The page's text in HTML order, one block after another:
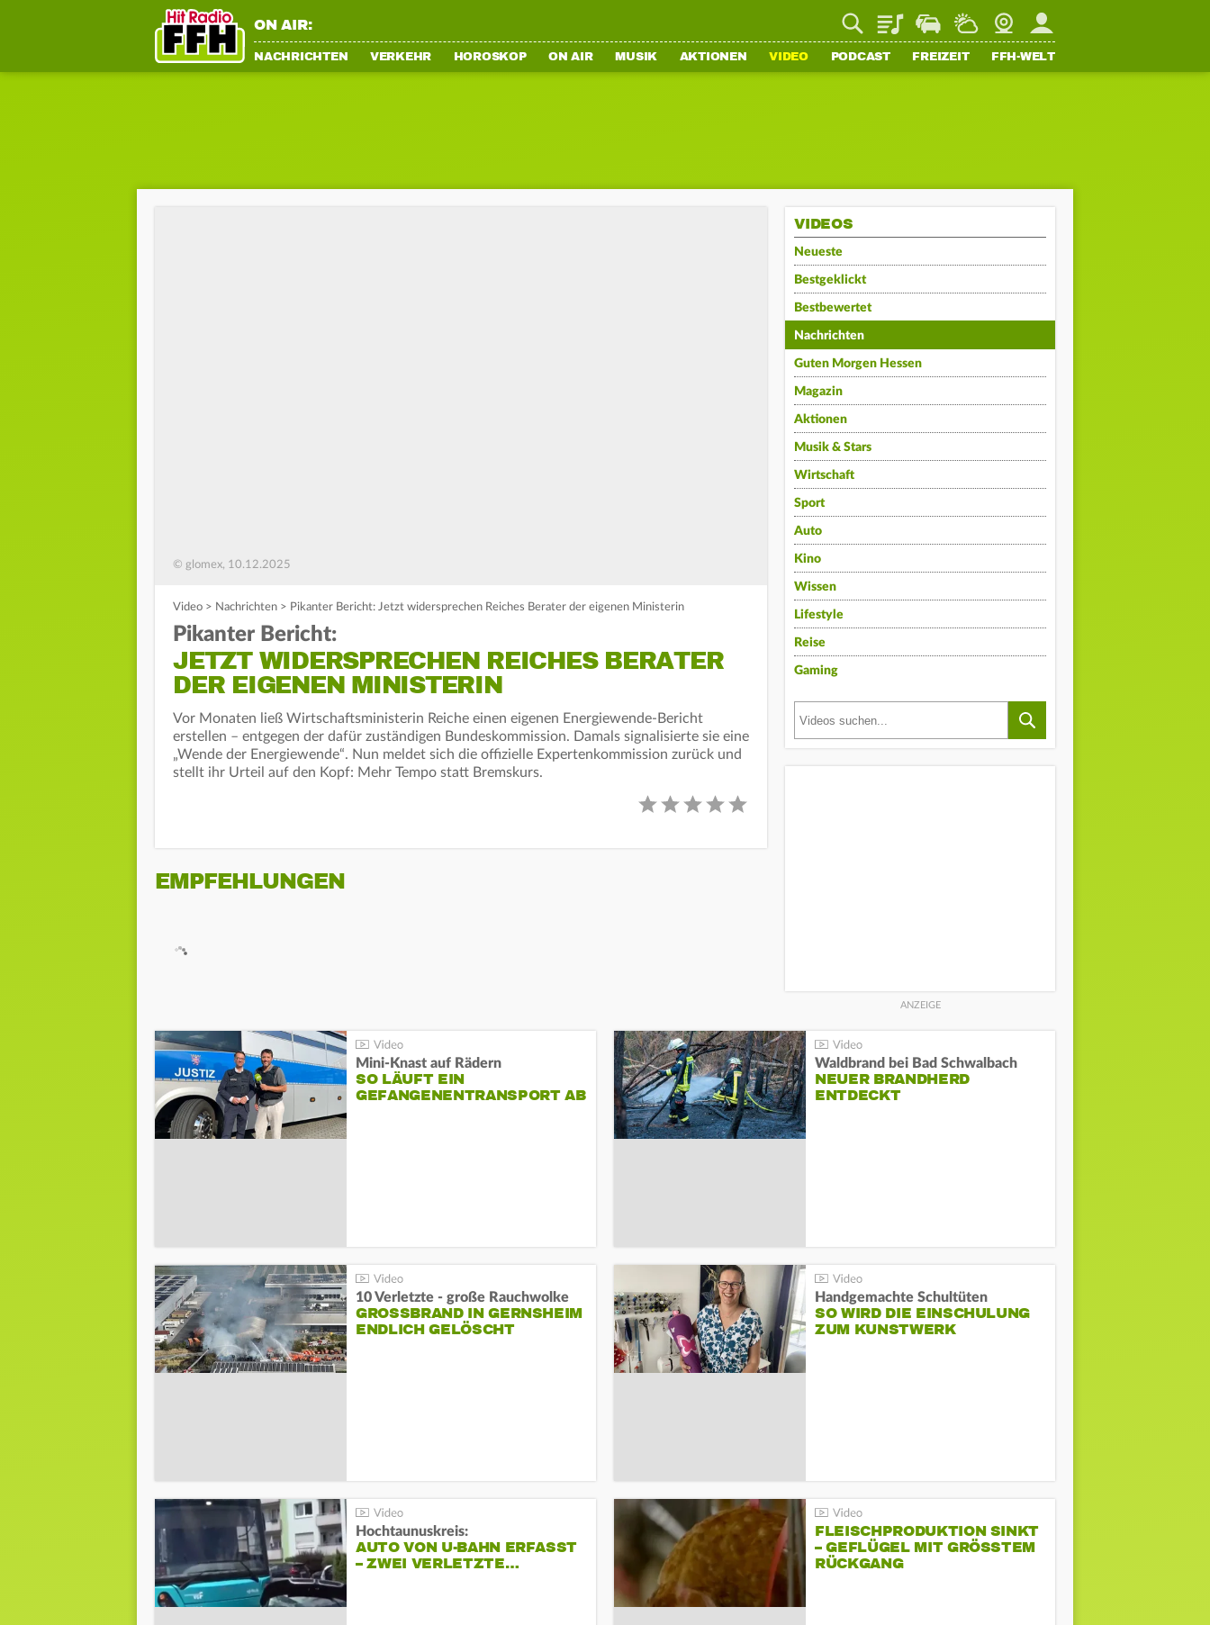
ON AIR: PlaylistStaupilotWetterWebcamMein FFH
NACHRICHTEN VERKEHR HOROSKOP ON AIR MUSIK AKTIONEN VIDEO PODCAST FREIZEIT FFH-WELT
© glomex, 10.12.2025
Video > Nachrichten > Pikanter Bericht: Jetzt widersprechen Reiches Berater der eigenen Ministerin
Pikanter Bericht:
JETZT WIDERSPRECHEN REICHES BERATER
DER EIGENEN MINISTERIN
Vor Monaten ließ Wirtschaftsministerin Reiche einen eigenen Energiewende-Bericht
erstellen – entgegen der dafür zuständigen Bundeskommission. Damals signalisierte sie eine
„Wende der Energiewende“. Nun meldet sich die offizielle Expertenkommission zurück und
stellt ihr Urteil auf den Kopf: Mehr Tempo statt Bremskurs.
EMPFEHLUNGEN
VIDEOS
Neueste
Bestgeklickt
Bestbewertet
Nachrichten
Guten Morgen Hessen
Magazin
Aktionen
Musik & Stars
Wirtschaft
Sport
Auto
Kino
Wissen
Lifestyle
Reise
Gaming
Mini-Knast auf Rädern
SO LÄUFT EIN
GEFANGENENTRANSPORT AB
Waldbrand bei Bad Schwalbach
NEUER BRANDHERD
ENTDECKT
10 Verletzte - große Rauchwolke
GROSSBRAND IN GERNSHEIM E
NDLICH GELÖSCHT
Handgemachte Schultüten
SO WIRD DIE EINSCHULUNG
ZUM KUNSTWERK
Hochtaunuskreis:
AUTO VON U-BAHN ERFASST
– ZWEI VERLETZTE…
FLEISCHPRODUKTION SINKT
– GEFLÜGEL MIT GRÖSSTEM R
ÜCKGANG